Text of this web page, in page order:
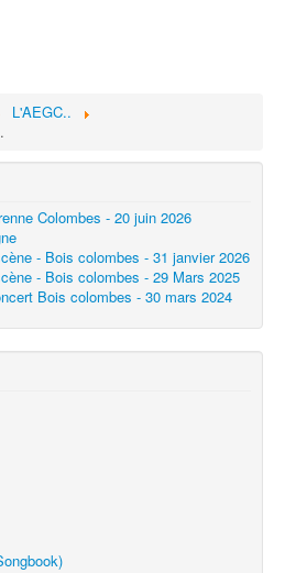
L'AEGC..
Colombes - 20 juin 2026
- Bois colombes - 31 janvier 2026
- Bois colombes - 29 Mars 2025
Bois colombes - 30 mars 2024